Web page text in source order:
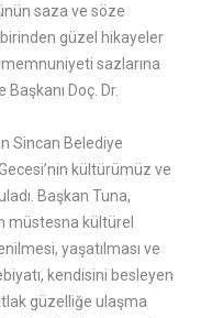
saza ve söze
güzel hikayeler
memnuniyeti sazlarına
Doç. Dr.
Sincan Belediye
kültürümüz ve
Başkan Tuna,
müstesna kültürel
yaşatılması ve
kendisini besleyen
güzelliğe ulaşma